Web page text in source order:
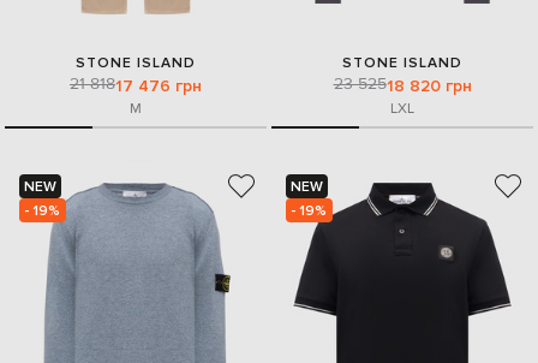
STONE ISLAND
21 81817 476 грн
M
STONE ISLAND
23 52518 820 грн
LXL
NEW
- 19%
NEW
- 19%